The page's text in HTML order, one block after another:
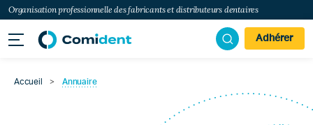
Organisation professionnelle des fabricants et distributeurs dentaires
Adhérer
Accueil > Annuaire